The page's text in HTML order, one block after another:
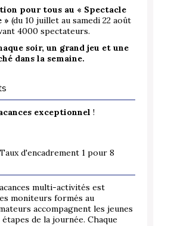
pour tous au « Spectacle
» (du 10 juillet au samedi 22 août
4000 spectateurs.
soir, un grand jeu et une
dans la semaine.
exceptionnel !
d'encadrement 1 pour 8
multi-activités est
moniteurs formés au
accompagnent les jeunes
de la journée. Chaque